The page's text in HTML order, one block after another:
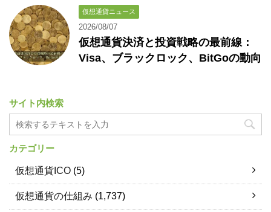
仮想通貨ニュース
2026/08/07
仮想通貨決済と投資戦略の最前線：
Visa、ブラックロック、BitGoの動向
サイト内検索
カテゴリー
仮想通貨ICO (5)
仮想通貨の仕組み (1,737)